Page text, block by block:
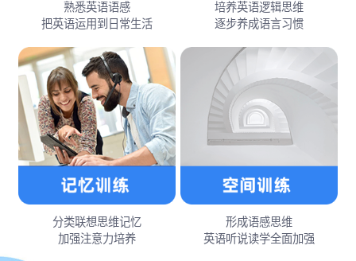
熟悉英语语感
把英语运用到日常生活
培养英语逻辑思维
逐步养成语言习惯
分类联想思维记忆
加强注意力培养
形成语感思维
英语听说读学全面加强